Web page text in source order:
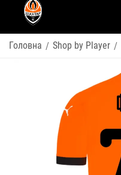
Головна / Shop by Player /